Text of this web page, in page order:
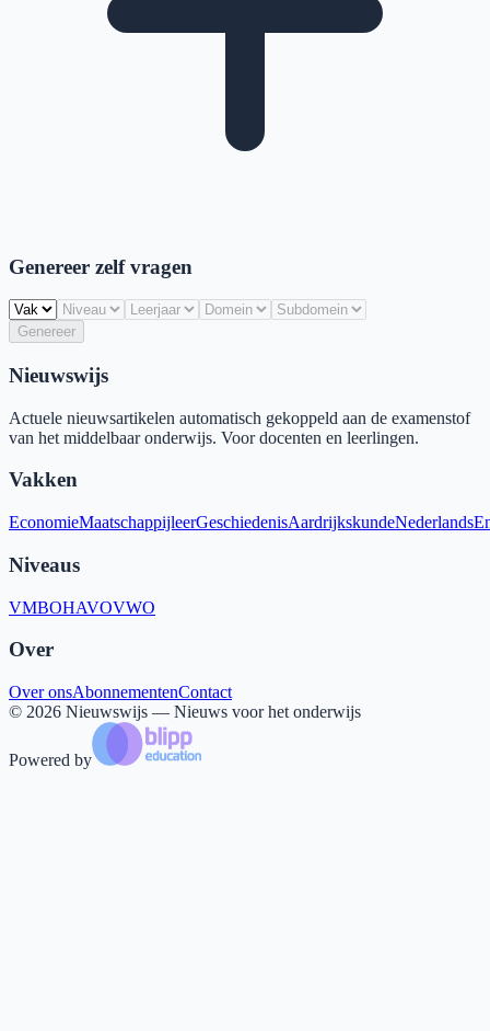
Genereer zelf vragen
Genereer
Nieuwswijs
Actuele nieuwsartikelen automatisch gekoppeld aan de examenstof
van het middelbaar onderwijs. Voor docenten en leerlingen.
Vakken
EconomieMaatschappijleerGeschiedenisAardrijkskundeNederlands
Niveaus
VMBOHAVOVWO
Over
Over onsAbonnementenContact
© 2026 Nieuwswijs — Nieuws voor het onderwijs
Powered by